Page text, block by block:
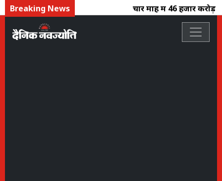
Breaking News चार माह में 46 हजार करोड़